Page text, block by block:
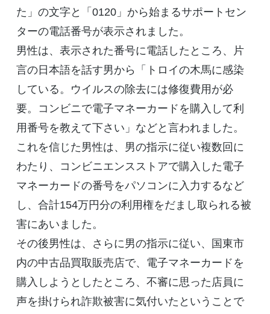
た」の文字と「0120」から始まるサポートセン
ターの電話番号が表示されました。
男性は、表示された番号に電話したところ、片
言の日本語を話す男から「トロイの木馬に感染
している。ウイルスの除去には修復費用が必
要。コンビニで電子マネーカードを購入して利
用番号を教えて下さい」などと言われました。
これを信じた男性は、男の指示に従い複数回に
わたり、コンビニエンスストアで購入した電子
マネーカードの番号をパソコンに入力するなど
し、合計154万円分の利用権をだまし取られる被
害にあいました。
その後男性は、さらに男の指示に従い、国東市
内の中古品買取販売店で、電子マネーカードを
購入しようとしたところ、不審に思った店員に
声を掛けられ詐欺被害に気付いたということで